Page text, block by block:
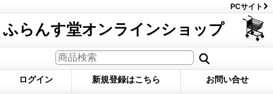
PCサイト
ふらんす堂オンラインショップ
ログイン 新規登録はこちら お問い合せ